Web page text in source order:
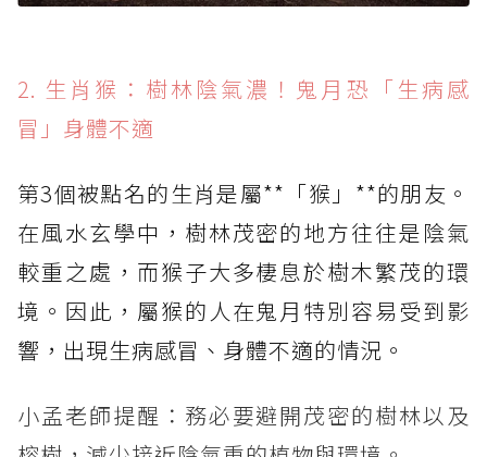
2. 生肖猴：樹林陰氣濃！鬼月恐「生病感
冒」身體不適
第3個被點名的生肖是屬**「猴」**的朋友。
在風水玄學中，樹林茂密的地方往往是陰氣
較重之處，而猴子大多棲息於樹木繁茂的環
境。因此，屬猴的人在鬼月特別容易受到影
響，出現生病感冒、身體不適的情況。
小孟老師提醒：務必要避開茂密的樹林以及